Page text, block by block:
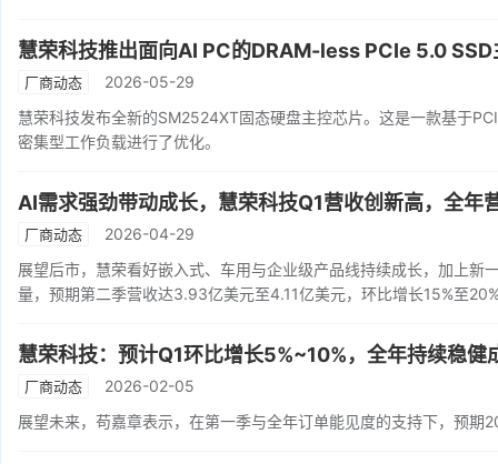
慧荣科技推出面向AI PC的DRAM-less PCIe 5.0 SSD
厂商动态
2026-05-29
慧荣科技发布全新的SM2524XT固态硬盘主控芯片。这是一款基于
密集型工作负载进行了优化。
AI需求强劲带动成长，慧荣科技Q1营收创新高，全年
厂商动态
2026-04-29
展望后市，慧荣看好嵌入式、车用与企业级产品线持续成长，加上
量，预期第二季营收达3.93亿美元至4.11亿美元，环比增长15%至
慧荣科技：预计Q1环比增长5%~10%，全年持续稳健
厂商动态
2026-02-05
展望未来，苟嘉章表示，在第一季与全年订单能见度的支持下，预